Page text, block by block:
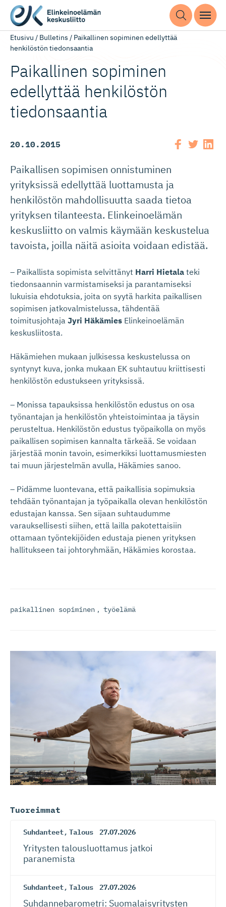
Etusivu / Bulletins / Paikallinen sopiminen edellyttää
henkilöstön tiedonsaantia
Paikallinen sopiminen
edellyttää henkilöstön
tiedonsaantia
20.10.2015
Paikallisen sopimisen onnistuminen
yrityksissä edellyttää luottamusta ja
henkilöstön mahdollisuutta saada tietoa
yrityksen tilanteesta. Elinkeinoelämän
keskusliitto on valmis käymään keskustelua
tavoista, joilla näitä asioita voidaan edistää.
– Paikallista sopimista selvittänyt Harri Hietala teki
tiedonsaannin varmistamiseksi ja parantamiseksi
lukuisia ehdotuksia, joita on syytä harkita paikallisen
sopimisen jatkovalmistelussa, tähdentää
toimitusjohtaja Jyri Häkämies Elinkeinoelämän
keskusliitosta.
Häkämiehen mukaan julkisessa keskustelussa on
syntynyt kuva, jonka mukaan EK suhtautuu kriittisesti
henkilöstön edustukseen yrityksissä.
– Monissa tapauksissa henkilöstön edustus on osa
työnantajan ja henkilöstön yhteistoimintaa ja täysin
perusteltua. Henkilöstön edustus työpaikolla on myös
paikallisen sopimisen kannalta tärkeää. Se voidaan
järjestää monin tavoin, esimerkiksi luottamusmiesten
tai muun järjestelmän avulla, Häkämies sanoo.
– Pidämme luontevana, että paikallisia sopimuksia
tehdään työnantajan ja työpaikalla olevan henkilöstön
edustajan kanssa. Sen sijaan suhtaudumme
varauksellisesti siihen, että lailla pakotettaisiin
ottamaan työntekijöiden edustaja pienen yrityksen
hallitukseen tai johtoryhmään, Häkämies korostaa.
paikallinen sopiminen , työelämä
Tuoreimmat
Suhdanteet, Talous 27.07.2026
Yritysten talousluottamus jatkoi
paranemista
Suhdanteet, Talous 27.07.2026
Suhdanneba­ro­metri: Suomalaisy­ri­tysten